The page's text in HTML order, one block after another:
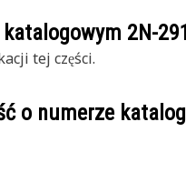
2N-
tej części.
o numerze